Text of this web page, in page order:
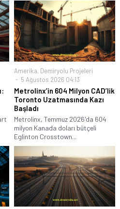
Amerika, Demiryolu Projeleri
5 Ağustos 2026 04:13
Metrolinx’in 604 Milyon CAD’lik
Toronto Uzatmasında Kazı
Başladı
Metrolinx, Temmuz 2026'da 604
milyon Kanada doları bütçeli
Eglinton Crosstown...